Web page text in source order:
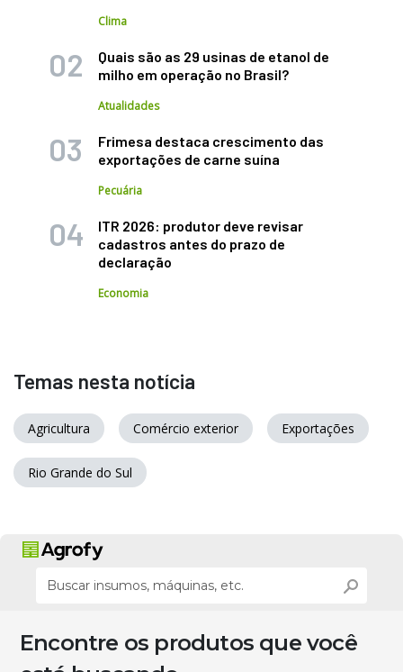
Clima
Quais são as 29 usinas de etanol de
milho em operação no Brasil?
Atualidades
Frimesa destaca crescimento das
exportações de carne suína
Pecuária
ITR 2026: produtor deve revisar
cadastros antes do prazo de
declaração
Economia
Temas nesta notícia
Agricultura Comércio exterior Exportações
Rio Grande do Sul
Encontre os produtos que você